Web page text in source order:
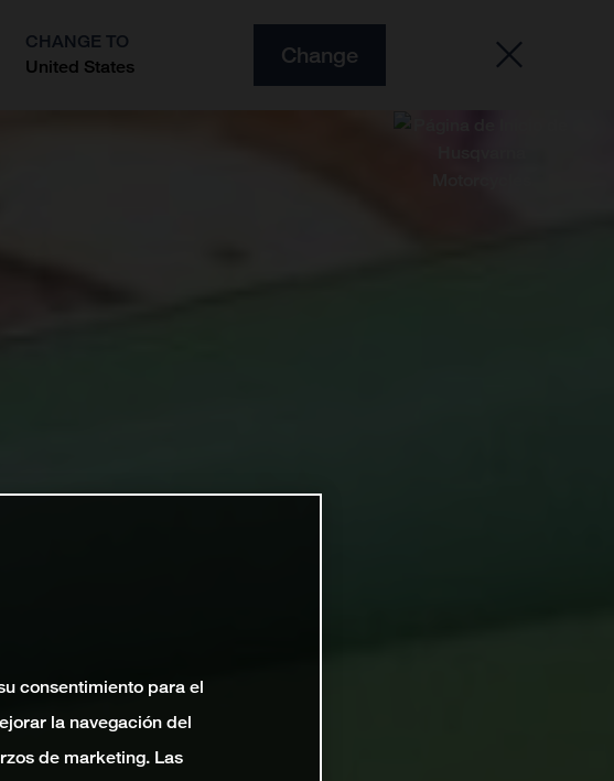
CHANGE TO
United States
Change
consentimiento para el
la navegación del
de marketing. Las